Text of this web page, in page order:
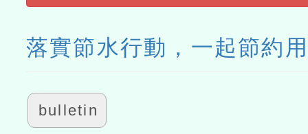
落實節水行動，一起節約
bulletin